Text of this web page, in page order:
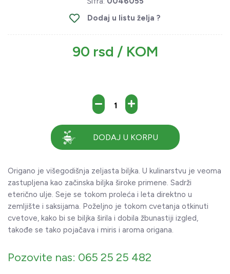
Dodaj u listu želja ?
90 rsd / KOM
DODAJ U KORPU
Origano je višegodišnja zeljasta biljka. U kulinarstvu je veoma
zastupljena kao začinska biljka široke primene. Sadrži
eterično ulje. Seje se tokom proleća i leta direktno u
zemljište i saksijama. Poželjno je tokom cvetanja otkinuti
cvetove, kako bi se biljka širila i dobila žbunastiji izgled,
takođe se tako pojačava i miris i aroma origana.
Pozovite nas: 065 25 25 482